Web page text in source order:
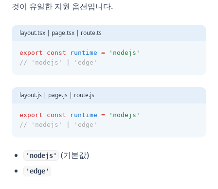
것이 유일한 지원 옵션입니다.
layout.tsx | page.tsx | route.ts
export const runtime =
'nodejs'
// 'nodejs' | 'edge'
layout.js | page.js | route.js
export const runtime =
'nodejs'
// 'nodejs' | 'edge'
'nodejs' (기본값)
'edge'